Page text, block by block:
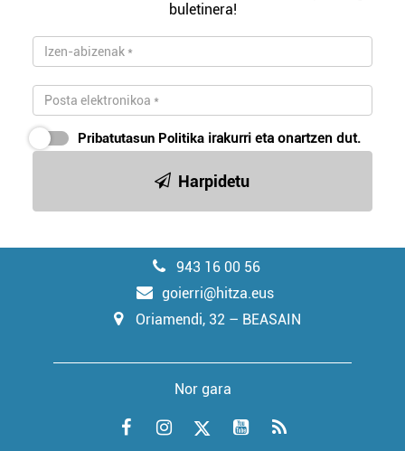
buletinera!
Pribatutasun Politika irakurri eta onartzen dut.
Harpidetu
943 16 00 56
goierri@hitza.eus
Oriamendi, 32 – BEASAIN
Nor gara